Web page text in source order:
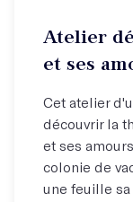
Atelier
et ses
Cet atelier
découvrir la
et ses
colonie de
une feuille sa